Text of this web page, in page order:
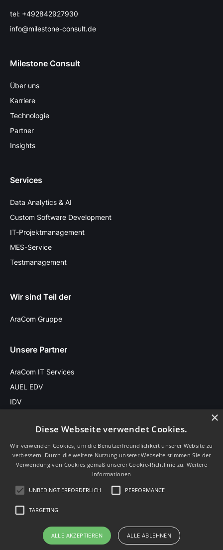
Sprache
tel: +492842927930
info@milestone-consult.de
Milestone Consult
Über uns
Karriere
Technologie
Partner
Insights
Services
Data Analytics & AI
Custom Software Development
IT-Projektmanagement
MES-Service
Testmanagement
Wir sind Teil der
AraCom Gruppe
Unsere Partner
AraCom IT Services
AUEL EDV
IDV
Impressum
Datenschutz
×
Diese Webseite verwendet Cookies.
Wir verwenden Cookies, um die Benutzerfreundlichkeit unserer Website zu
verbessern. Durch die weitere Nutzung unserer Webseite stimmen Sie der
Verwendung von Cookies gemäß unserer Cookie-Richtlinie zu. Weitere
Informationen
UNBEDINGT ERFORDERLICH PERFORMANCE
TARGETING
ALLE AKZEPTIEREN ALLE ABLEHNEN